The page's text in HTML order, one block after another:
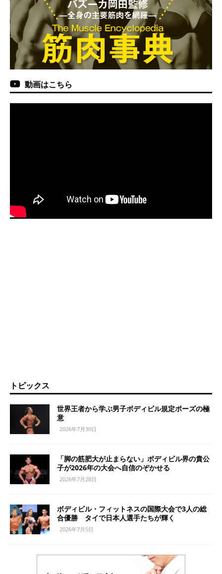
動画はこちら
トピックス
世界王者から学ぶ男子ボディビル規定ポーズの極
意
2026年7月30日
「脚の筋肥大が止まらない」ボディビル界の貴公
子が2026年の大会へ自信のぞかせる
2026年7月28日
ボディビル・フィットネスの国際大会で3人の総
合優勝 タイで日本人選手たちが輝く
2026年7月5日